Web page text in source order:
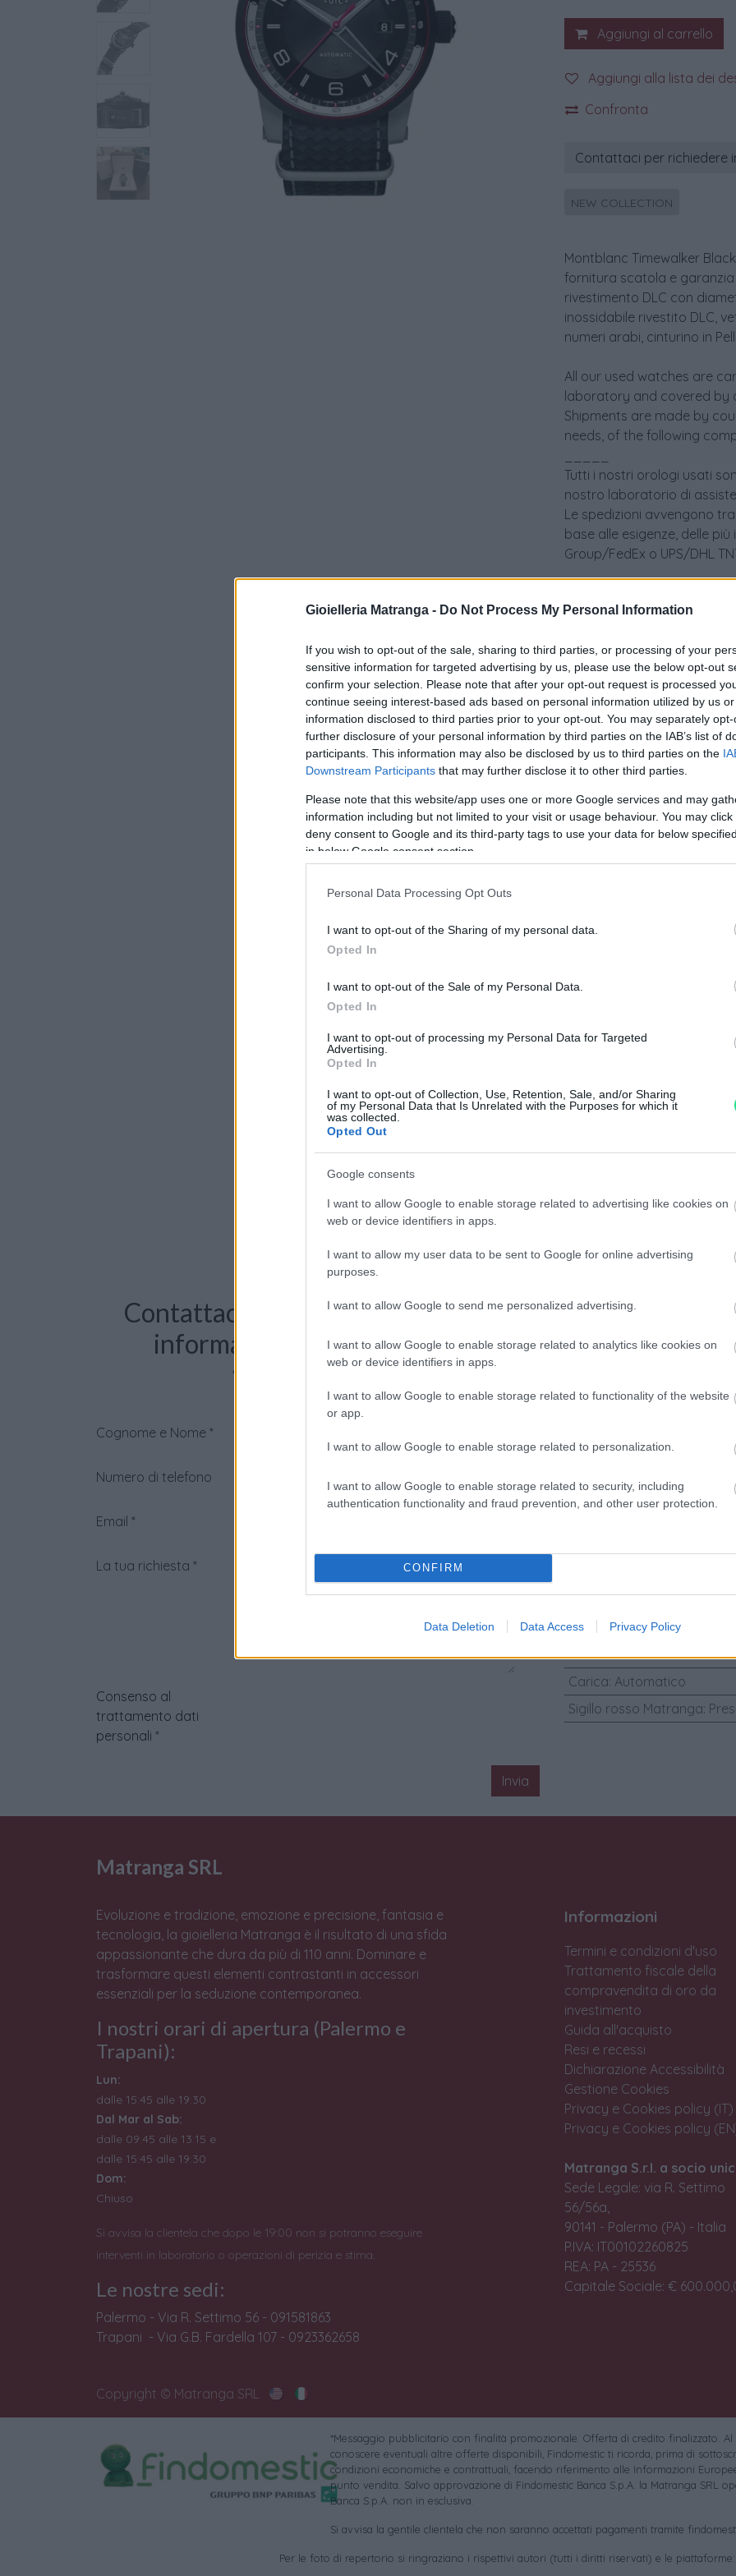
Gioielleria Matranga - Do Not Process My Personal Information
If you wish to opt-out of the sale, sharing to third parties, or processing of your
sensitive information for targeted advertising by us, please use the below opt-out
confirm your selection. Please note that after your opt-out request is processed
continue seeing interest-based ads based on personal information utilized by us
information disclosed to third parties prior to your opt-out. You may separately
further disclosure of your personal information by third parties on the IAB’s list of
participants. This information may also be disclosed by us to third parties on the
Downstream Participants that may further disclose it to other third parties.
Please note that this website/app uses one or more Google services and may
information including but not limited to your visit or usage behaviour. You may
deny consent to Google and its third-party tags to use your data for below
in below Google consent section.
Personal Data Processing Opt Outs
I want to opt-out of the Sharing of my personal data.
Opted In
I want to opt-out of the Sale of my Personal Data.
Opted In
I want to opt-out of processing my Personal Data for Targeted
Advertising.
Opted In
I want to opt-out of Collection, Use, Retention, Sale, and/or Sharing
of my Personal Data that Is Unrelated with the Purposes for which it
was collected.
Opted Out
Google consents
I want to allow Google to enable storage related to advertising like cookies on
web or device identifiers in apps.
I want to allow my user data to be sent to Google for online advertising
purposes.
I want to allow Google to send me personalized advertising.
I want to allow Google to enable storage related to analytics like cookies on
web or device identifiers in apps.
I want to allow Google to enable storage related to functionality of the website
or app.
I want to allow Google to enable storage related to personalization.
I want to allow Google to enable storage related to security, including
authentication functionality and fraud prevention, and other user protection.
CONFIRM
Data Deletion Data Access Privacy Policy
Aggiungi al carrello
Aggiungi alla lista dei
Confronta
Contattaci per richiedere
NEW COLLECTION
Montblanc Timewalker
fornitura scatola e
rivestimento DLC con
inossidabile rivestito DLC,
numeri arabi, cinturino in
All our used watches are
laboratory and covered
Shipments are made by
needs, of the following
Tutti i nostri orologi usati
nostro laboratorio di
Le spedizioni avvengono
base alle esigenze, delle
Group/FedEx o UPS/DHL
Visualizza proposte di
Politiche dei prezzi online
Caratteristiche Prodotto
sui
Reso facile e gratuito
Spedizione gratuita
per
Contattaci per richiedere maggiori
informazioni o prenotare una
videochiamata:
Cognome e Nome *
Numero di telefono
Email *
La tua richiesta *
Consenso al
trattamento dati
personali *
Invia
Timewalker
con scatola e
Montblanc -
Materiali Cinturino:Pelle
Corredo Originale:Scatola
Genere:Orologio da uomo/
Condizione:Nuovo
Carica: Automatico
Sigillo rosso Matranga:
Matranga SRL
Evoluzione e tradizione, emozione e precisione, fantasia e
tecnologia, la gioielleria Matranga è il risultato di una sfida
appassionante che dura da più di 110 anni. Dominare e
trasformare questi elementi contrastanti in accessori
essenziali per la seduzione contemporanea.
I nostri orari di apertura (Palermo e
Trapani):
Lun:
dalle 15:45 alle 19:30
Dal Mar al Sab:
dalle 09:45 alle 13:15 e
dalle 15:45 alle 19:30
Dom:
Chiuso
Si avvisa la clientela che dopo le 19:00 non si potranno eseguire
interventi in laboratorio o operazioni di perizia e stima.
Le nostre sedi:
Palermo - Via R. Settimo 56 - 091581863
Trapani - Via G.B. Fardella 107 - 0923362658
Informazioni
Termini e condizioni d'uso
Trattamento fiscale della
compravendita di oro da
investimento
Guida all'acquisto
Resi e recessi
Dichiarazione Accessibilità
Gestione Cookies
Privacy e Cookies policy (IT)
Privacy e Cookies policy
Matranga S.r.l. a socio
Sede Legale: via R. Settimo
56/56a,
90141 - Palermo (PA) - Italia
P.IVA: IT00102260825
REA: PA - 25536
Capitale Sociale: €
Copyright © Matranga SRL
*Messaggio pubblicitario con finalità promozionale. Offerta di credito finalizzato.
conoscere eventuali altre offerte disponibili, Findomestic ti ricorda, prima di
condizioni economiche e contrattuali, facendo riferimento alle Informazioni
punto vendita. Salvo approvazione di Findomestic Banca S.p.A. la Matranga SRL
Banca S.p.A. non in esclusiva.
Si avvisa la gentile clientela che non saranno accettati pagamenti tramite
Per le foto di repertorio si ringraziano i rispettivi autori (tutti i diritti riservati) e le piattaforme: